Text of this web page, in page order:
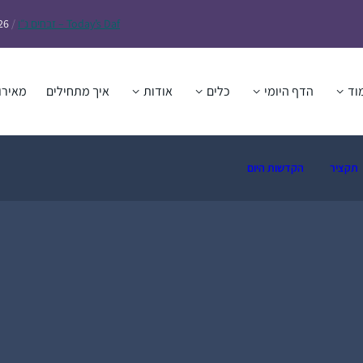
Today’s Daf – זבחים נ״ו /
הדף היומי כלים אודות איך מתחילים
תקציר הקדשות היום